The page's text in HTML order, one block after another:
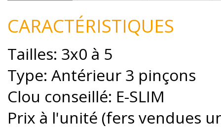
CARACTÉRISTIQUES
Tailles: 3x0 à 5
Type: Antérieur 3 pinçons
Clou conseillé: E-SLIM
Prix à l'unité (fers vendues